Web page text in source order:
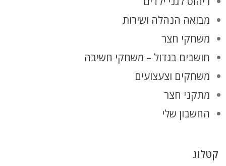
מבואה הנהלה ושירות
משחקי חצר
חושבים בגדול – משחקי חשיבה
משחקים וצעצועים
מתקני חצר
החשבון שלי
קטלוג